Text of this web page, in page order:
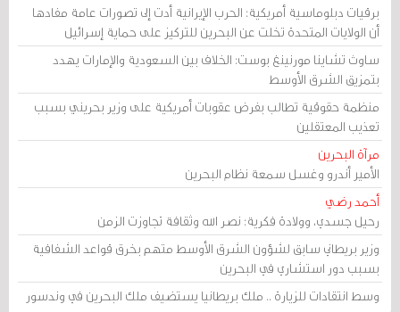
برقيات دبلوماسية أمريكية: الحرب الإيرانية أدت إلى تصورات عامة مفادها
أن الولايات المتحدة تخلت عن البحرين للتركيز على حماية إسرائيل
ساوث تشاينا مورنينغ بوست: الخلاف بين السعودية والإمارات يهدد
بتمزيق الشرق الأوسط
منظمة حقوقية تطالب بفرض عقوبات أمريكية على وزير بحريني بسبب
تعذيب المعتقلين
مرآة البحرين
الأمير أندرو وغسل سمعة نظام البحرين
أحمد رضي
رحيل جسدي، وولادة فكرية: نصر الله وثقافة تجاوزت الزمن
وزير بريطاني سابق لشؤون الشرق الأوسط متهم بخرق قواعد الشفافية
بسبب دور استشاري في البحرين
وسط انتقادات للزيارة .. ملك بريطانيا يستضيف ملك البحرين في وندسور